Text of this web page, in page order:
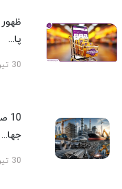
ظهور
پا...
30 تیر 1405
10
جها...
30 تیر 1405